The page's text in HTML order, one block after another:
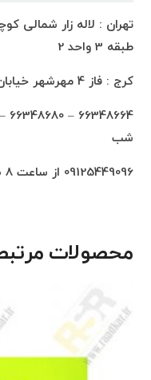
تهران : لاله زار شمالی
طبقه 3 واحد 2
کرج : فاز 4 مهرشهر خیابان 411 شرقی پلاک 114 واحد 1
شب
09125449096 از ساعت 8 صبح تا 10 شب
محصولات